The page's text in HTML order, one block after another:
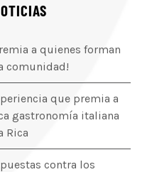
a quienes forman
comunidad!
que premia a
gastronomía italiana
Rica
contra los